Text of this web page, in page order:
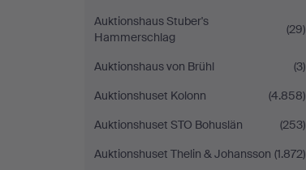
Auktionshaus Stuber's
Hammerschlag
(29)
Auktionshaus von Brühl
(3)
Auktionshuset Kolonn
(4.858)
Auktionshuset STO Bohuslän
(253)
Auktionshuset Thelin & Johansson (1.872)